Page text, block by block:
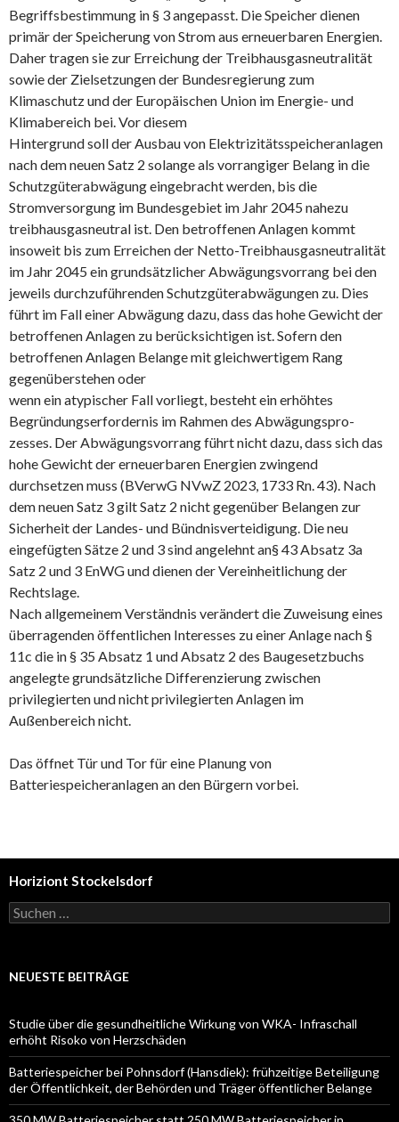
Begriffsbestimmung in § 3 angepasst. Die Speicher dienen
primär der Speicherung von Strom aus erneuerbaren Energien.
Daher tragen sie zur Erreichung der Treibhausgasneutralität
sowie der Zielsetzungen der Bundesregierung zum
Klimaschutz und der Europäischen Union im Energie- und
Klimabereich bei. Vor diesem
Hintergrund soll der Ausbau von Elektrizitätsspeicheranlagen
nach dem neuen Satz 2 solange als vorrangiger Belang in die
Schutzgüterabwägung eingebracht werden, bis die
Stromversorgung im Bundesgebiet im Jahr 2045 nahezu
treibhausgasneutral ist. Den betroffenen Anlagen kommt
insoweit bis zum Erreichen der Netto-Treibhausgasneutralität
im Jahr 2045 ein grundsätzlicher Abwägungsvorrang bei den
jeweils durchzuführenden Schutzgüterabwägungen zu. Dies
führt im Fall einer Abwägung dazu, dass das hohe Gewicht der
betroffenen Anlagen zu berücksichtigen ist. Sofern den
betroffenen Anlagen Belange mit gleichwertigem Rang
gegenüberstehen oder
wenn ein atypischer Fall vorliegt, besteht ein erhöhtes
Begründungserfordernis im Rahmen des Abwägungspro-
zesses. Der Abwägungsvorrang führt nicht dazu, dass sich das
hohe Gewicht der erneuerbaren Energien zwingend
durchsetzen muss (BVerwG NVwZ 2023, 1733 Rn. 43). Nach
dem neuen Satz 3 gilt Satz 2 nicht gegenüber Belangen zur
Sicherheit der Landes- und Bündnisverteidigung. Die neu
eingefügten Sätze 2 und 3 sind angelehnt an§ 43 Absatz 3a
Satz 2 und 3 EnWG und dienen der Vereinheitlichung der
Rechtslage.
Nach allgemeinem Verständnis verändert die Zuweisung eines
überragenden öffentlichen Interesses zu einer Anlage nach §
11c die in § 35 Absatz 1 und Absatz 2 des Baugesetzbuchs
angelegte grundsätzliche Differenzierung zwischen
privilegierten und nicht privilegierten Anlagen im
Außenbereich nicht.
Das öffnet Tür und Tor für eine Planung von
Batteriespeicheranlagen an den Bürgern vorbei.
Horiziont Stockelsdorf
Suchen
nach:
NEUESTE BEITRÄGE
Studie über die gesundheitliche Wirkung von WKA- Infraschall
erhöht Risoko von Herzschäden
Batteriespeicher bei Pohnsdorf (Hansdiek): frühzeitige Beteiligung
der Öffentlichkeit, der Behörden und Träger öffentlicher Belange